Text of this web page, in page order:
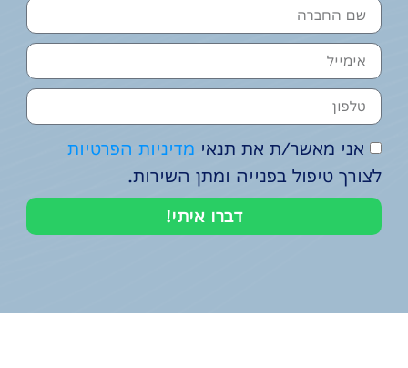
אני מאשר/ת את תנאי מדיניות הפרטיות
לצורך טיפול בפנייה ומתן השירות.
דברו איתי!